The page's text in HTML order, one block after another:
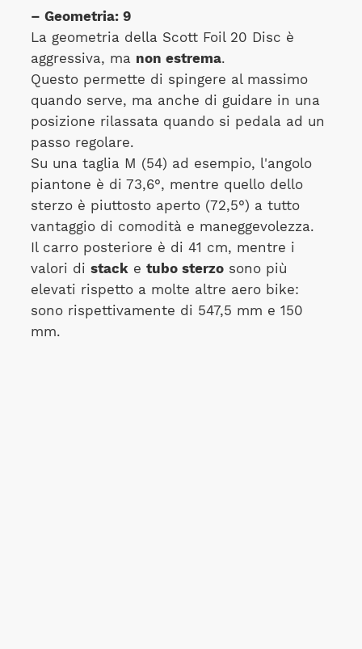
– Geometria: 9
La geometria della Scott Foil 20 Disc è
aggressiva, ma non estrema.
Questo permette di spingere al massimo
quando serve, ma anche di guidare in una
posizione rilassata quando si pedala ad un
passo regolare.
Su una taglia M (54) ad esempio, l'angolo
piantone è di 73,6°, mentre quello dello
sterzo è piuttosto aperto (72,5°) a tutto
vantaggio di comodità e maneggevolezza.
Il carro posteriore è di 41 cm, mentre i
valori di stack e tubo sterzosono più
elevati rispetto a molte altre aero bike:
sono rispettivamente di 547,5 mm e 150
mm.